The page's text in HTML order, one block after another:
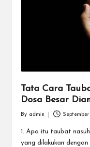
Tata Cara
Dosa Besar
by
By admin
1. Apa itu taubat
yang dilakukan dengan